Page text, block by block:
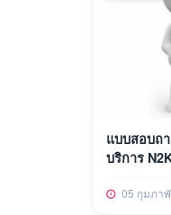
แบบสอบถ
บริการ
05 กุมภา